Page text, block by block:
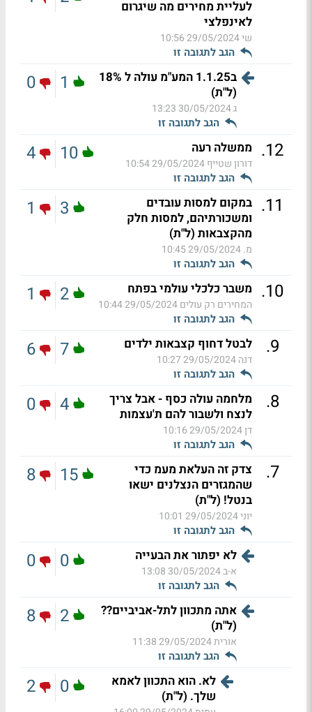
לעליית מחירים מה שיגרום
לאינפלצי
שי29/05/2024 10:56
הגב לתגובה זו
ב1.1.25 המע"מ עולה ל 18%
(ל"ת)
ג30/05/2024 13:23
הגב לתגובה זו
1
0
12
. ממשלה רעה
דורון שטייף29/05/2024 10:54
הגב לתגובה זו
10
4
11
. במקום למסות עובדים
ומשכורתיהם, למסות חלק
מהקצבאות (ל"ת)
מ.29/05/2024 10:45
הגב לתגובה זו
3
1
10
. משבר כלכלי עולמי בפתח
המחירים רק עולים29/05/2024 10:44
הגב לתגובה זו
2
1
9
. לבטל דחוף קצבאות ילדים
דנה29/05/2024 10:27
הגב לתגובה זו
7
6
8
.
מלחמה עולה כסף - אבל צריך
לנצח ולשבור להם ת'עצמות
דן29/05/2024 10:16
הגב לתגובה זו
4
0
7
.
צדק זה העלאת מעמ כדי
שהמגזרים הנצלנים ישאו
בנטל! (ל"ת)
יוני29/05/2024 10:01
הגב לתגובה זו
15
8
לא יפתור את הבעייה
א-ב30/05/2024 13:08
הגב לתגובה זו
0
0
אתה מתכוון לתל-אביביים??
(ל"ת)
אורית29/05/2024 11:38
הגב לתגובה זו
2
8
לא. הוא התכוון לאמא
שלך. (ל"ת)
0
2